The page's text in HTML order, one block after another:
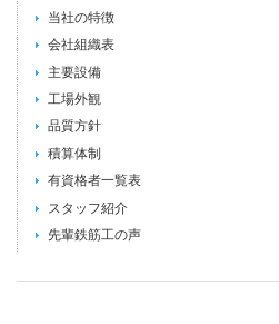
当社の特徴
会社組織表
主要設備
工場外観
品質方針
積算体制
有資格者一覧表
スタッフ紹介
先輩鉄筋工の声